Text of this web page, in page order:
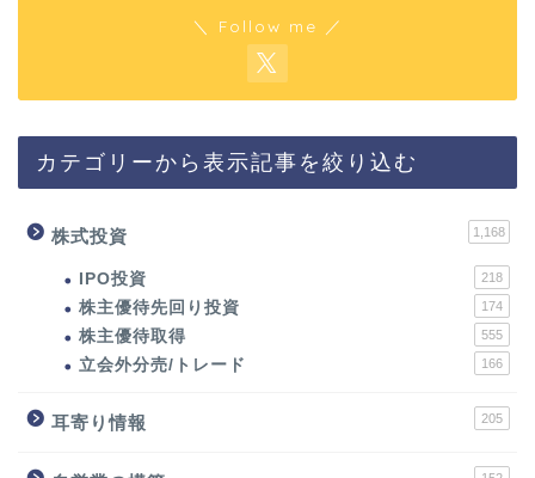
＼ Follow me ／
カテゴリーから表示記事を絞り込む
株式投資 1,168
IPO投資 218
株主優待先回り投資 174
株主優待取得 555
立会外分売/トレード 166
耳寄り情報 205